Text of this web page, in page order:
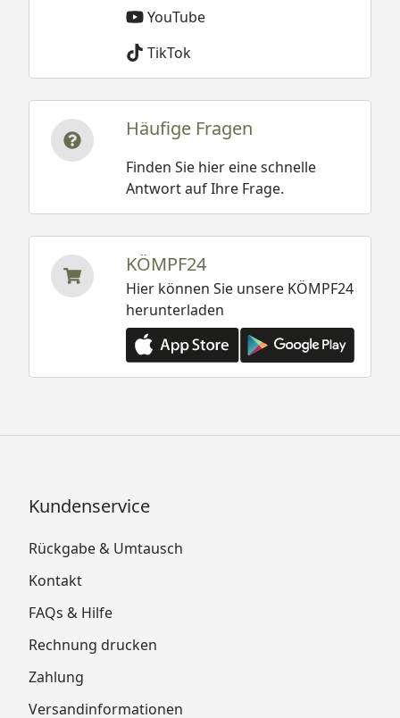
YouTube
TikTok
Häufige Fragen
Finden Sie hier eine schnelle
Antwort auf Ihre Frage.
KÖMPF24
Hier können Sie unsere KÖMPF24
herunterladen
Kundenservice
Rückgabe & Umtausch
Kontakt
FAQs & Hilfe
Rechnung drucken
Zahlung
Versandinformationen